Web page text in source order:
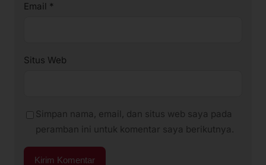
Email *
Situs Web
Simpan nama, email, dan situs web saya pada
peramban ini untuk komentar saya berikutnya.